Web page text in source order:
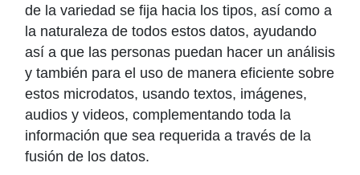
de la variedad se fija hacia los tipos, así como a
la naturaleza de todos estos datos, ayudando
así a que las personas puedan hacer un análisis
y también para el uso de manera eficiente sobre
estos microdatos, usando textos, imágenes,
audios y videos, complementando toda la
información que sea requerida a través de la
fusión de los datos.